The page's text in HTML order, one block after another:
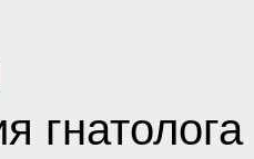
гнатолога